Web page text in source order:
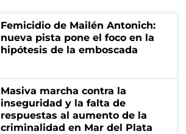
Femicidio de Mailén Antonich:
nueva pista pone el foco en la
hipótesis de la emboscada
Masiva marcha contra la
inseguridad y la falta de
respuestas al aumento de la
criminalidad en Mar del Plata